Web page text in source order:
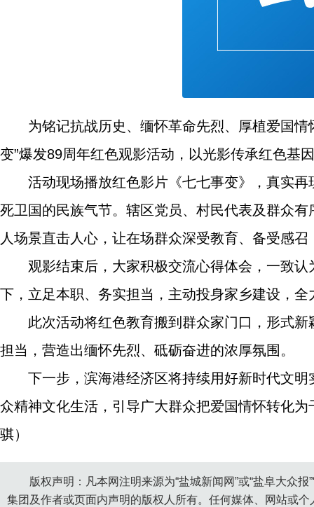
为铭记抗战历史、缅怀革命先烈、厚植爱国
变”爆发89周年红色观影活动，以光影传承红色基
活动现场播放红色影片《七七事变》，真实
死卫国的民族气节。辖区党员、村民代表及群众
人场景直击人心，让在场群众深受教育、备受感
观影结束后，大家积极交流心得体会，一致
下，立足本职、务实担当，主动投身家乡建设，全
此次活动将红色教育搬到群众家门口，形式
担当，营造出缅怀先烈、砥砺奋进的浓厚氛围。
下一步，滨海港经济区将持续用好新时代文
众精神文化生活，引导广大群众把爱国情怀转化
骐）
版权声明：凡本网注明来源为“盐城新闻网”或“盐阜大众
集团及作者或页面内声明的版权人所有。任何媒体、网站或